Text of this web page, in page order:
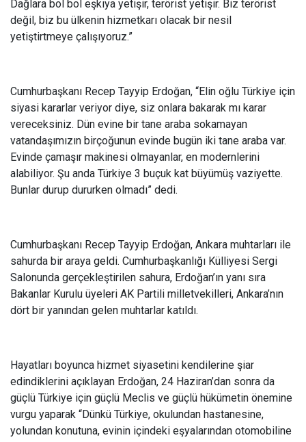
Dağlara bol bol eşkıya yetişir, terörist yetişir. Biz terörist
değil, biz bu ülkenin hizmetkarı olacak bir nesil
yetiştirtmeye çalışıyoruz.”
Cumhurbaşkanı Recep Tayyip Erdoğan, “Elin oğlu Türkiye için
siyasi kararlar veriyor diye, siz onlara bakarak mı karar
vereceksiniz. Dün evine bir tane araba sokamayan
vatandaşımızın birçoğunun evinde bugün iki tane araba var.
Evinde çamaşır makinesi olmayanlar, en modernlerini
alabiliyor. Şu anda Türkiye 3 buçuk kat büyümüş vaziyette.
Bunlar durup dururken olmadı” dedi.
Cumhurbaşkanı Recep Tayyip Erdoğan, Ankara muhtarları ile
sahurda bir araya geldi. Cumhurbaşkanlığı Külliyesi Sergi
Salonunda gerçekleştirilen sahura, Erdoğan’ın yanı sıra
Bakanlar Kurulu üyeleri AK Partili milletvekilleri, Ankara’nın
dört bir yanından gelen muhtarlar katıldı.
Hayatları boyunca hizmet siyasetini kendilerine şiar
edindiklerini açıklayan Erdoğan, 24 Haziran’dan sonra da
güçlü Türkiye için güçlü Meclis ve güçlü hükümetin önemine
vurgu yaparak “Dünkü Türkiye, okulundan hastanesine,
yolundan konutuna, evinin içindeki eşyalarından otomobiline